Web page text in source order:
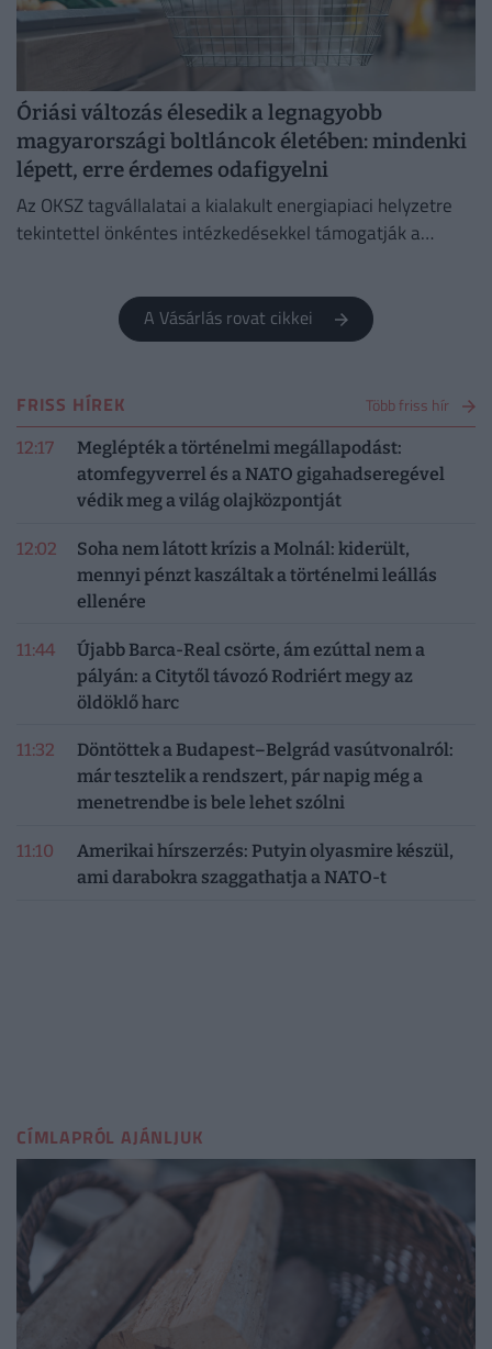
Óriási változás élesedik a legnagyobb
magyarországi boltláncok életében: mindenki
lépett, erre érdemes odafigyelni
Az OKSZ tagvállalatai a kialakult energiapiaci helyzetre
tekintettel önkéntes intézkedésekkel támogatják a
A Vásárlás rovat cikkei
FRISS HÍREK Több friss hír
12:17
Meglépték a történelmi megállapodást:
atomfegyverrel és a NATO gigahadseregével
védik meg a világ olajközpontját
12:02
Soha nem látott krízis a Molnál: kiderült,
mennyi pénzt kaszáltak a történelmi leállás
ellenére
11:44
Újabb Barca-Real csörte, ám ezúttal nem a
pályán: a Citytől távozó Rodriért megy az
öldöklő harc
11:32
Döntöttek a Budapest–Belgrád vasútvonalról:
már tesztelik a rendszert, pár napig még a
menetrendbe is bele lehet szólni
11:10
Amerikai hírszerzés: Putyin olyasmire készül,
ami darabokra szaggathatja a NATO-t
CÍMLAPRÓL AJÁNLJUK